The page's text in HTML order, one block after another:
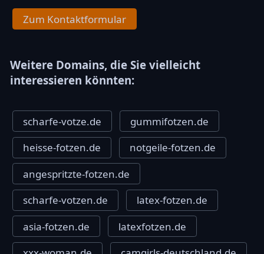
Zum Kontaktformular
Weitere Domains, die Sie vielleicht
interessieren könnten:
scharfe-votze.de
gummifotzen.de
heisse-fotzen.de
notgeile-fotzen.de
angespritzte-fotzen.de
scharfe-votzen.de
latex-fotzen.de
asia-fotzen.de
latexfotzen.de